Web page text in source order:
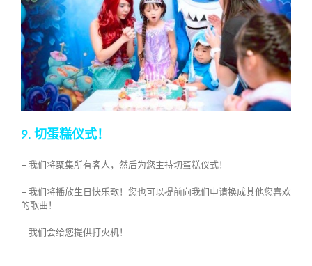
9. 切蛋糕仪式！
– 我们将聚集所有客人，然后为您主持切蛋糕仪式！
– 我们将播放生日快乐歌！您也可以提前向我们申请换成其他您喜欢
的歌曲！
– 我们会给您提供打火机！